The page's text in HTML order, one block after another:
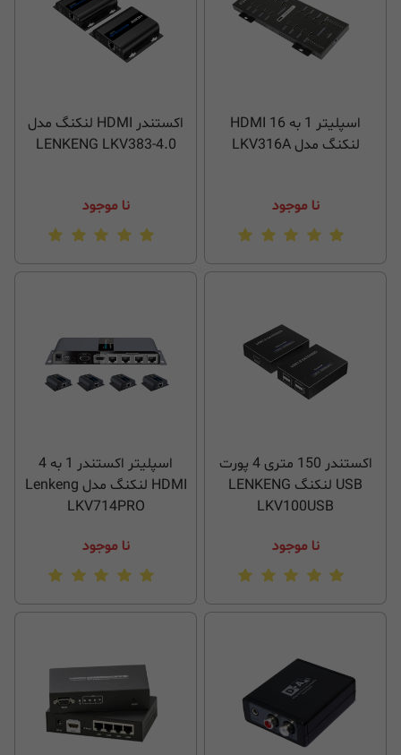
اسپلیتر 1 به 16 HDMI
لنکنگ مدل LKV316A
نا موجود
اکستندر HDMI لنکنگ مدل
LENKENG LKV383-4.0
نا موجود
اکستندر 150 متری 4 پورت
USB لنکنگ LENKENG
LKV100USB
نا موجود
اسپلیتر اکستندر 1 به 4
HDMI لنکنگ مدل Lenkeng
LKV714PRO
نا موجود